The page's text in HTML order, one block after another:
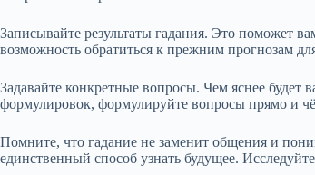
Записывайте результаты гадания. Это поможет
возможность обратиться к прежним прогнозам
Задавайте конкретные вопросы. Чем яснее будет
формулировок, формулируйте вопросы прямо и
Помните, что гадание не заменит общения и
единственный способ узнать будущее.